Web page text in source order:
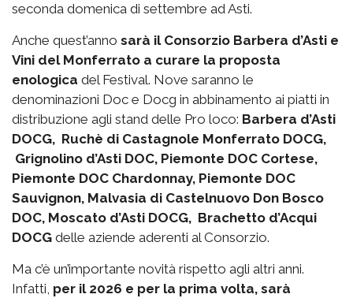
seconda domenica di settembre ad Asti.
Anche quest’anno sarà il Consorzio Barbera d’Asti e
Vini del Monferrato a curare la proposta
enologica del Festival. Nove saranno le
denominazioni Doc e Docg in abbinamento ai piatti in
distribuzione agli stand delle Pro loco: Barbera d’Asti
DOCG, Ruchè di Castagnole Monferrato DOCG,
Grignolino d’Asti DOC, Piemonte DOC Cortese,
Piemonte DOC Chardonnay, Piemonte DOC
Sauvignon, Malvasia di Castelnuovo Don Bosco
DOC, Moscato d’Asti DOCG, Brachetto d’Acqui
DOCG delle aziende aderenti al Consorzio.
Ma c’è un’importante novità rispetto agli altri anni.
Infatti, per il 2026 e per la prima volta, sarà